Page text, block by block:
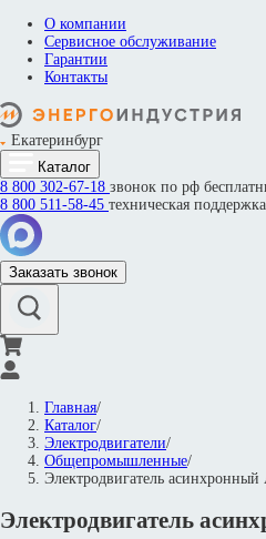
О компании
Сервисное обслуживание
Гарантии
Контакты
Екатеринбург
Каталог
8 800 302-67-18 звонок по рф
8 800 511-58-45 техническая поддержка
Заказать звонок
Главная/
Каталог/
Электродвигатели/
Общепромышленные/
Электродвигатель
Электродвигатель